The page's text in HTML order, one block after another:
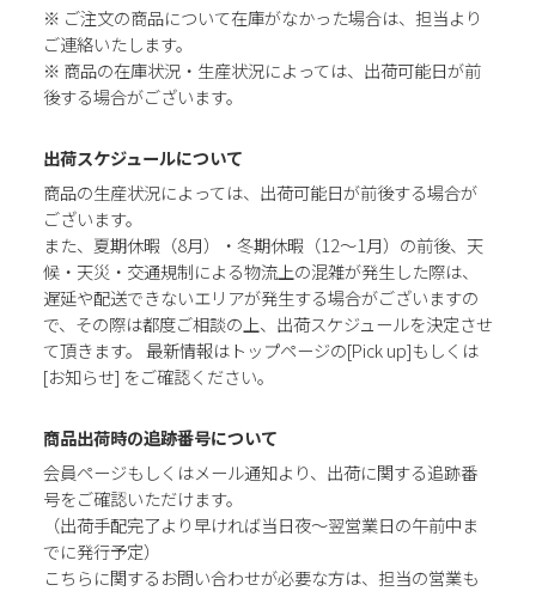
※ ご注文の商品について在庫がなかった場合は、担当より
ご連絡いたします。
※ 商品の在庫状況・生産状況によっては、出荷可能日が前
後する場合がございます。
出荷スケジュールについて
商品の生産状況によっては、出荷可能日が前後する場合が
ございます。
また、夏期休暇（8月）・冬期休暇（12～1月）の前後、天
候・天災・交通規制による物流上の混雑が発生した際は、
遅延や配送できないエリアが発生する場合がございますの
で、その際は都度ご相談の上、出荷スケジュールを決定させ
て頂きます。 最新情報はトップページの[Pick up]もしくは
[お知らせ] をご確認ください。
商品出荷時の追跡番号について
会員ページもしくはメール通知より、出荷に関する追跡番
号をご確認いただけます。
（出荷手配完了より早ければ当日夜～翌営業日の午前中ま
でに発行予定）
こちらに関するお問い合わせが必要な方は、担当の営業も